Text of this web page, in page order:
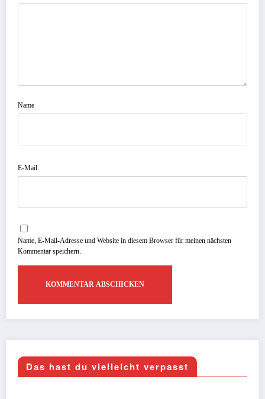
Name
E-Mail
Name, E-Mail-Adresse und Website in diesem Browser für meinen nächsten
Kommentar speichern.
Das hast du vielleicht verpasst